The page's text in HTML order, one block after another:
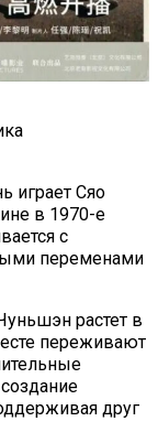
играет Сяо
в 1970-е
с
переменами
растет в
переживают
друг